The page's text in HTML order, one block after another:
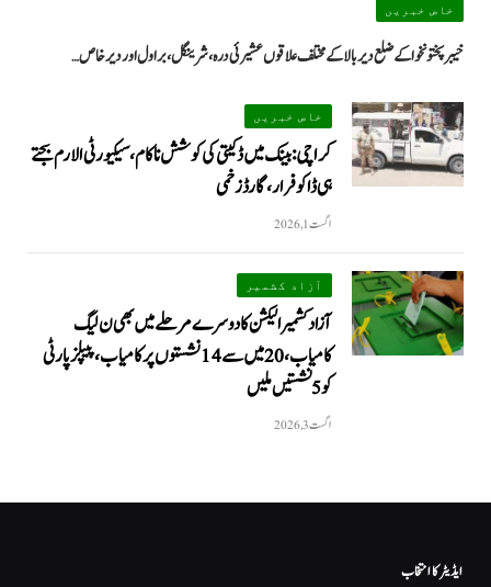
خاص خبریں
خیبرپختونخوا کے ضلع دیر بالا کے مختلف علاقوں عشیرئی درہ، شرینگل، براول اور دیر خاص…
خاص خبریں
کراچی: بینک میں ڈکیتی کی کوشش ناکام، سیکیورٹی الارم بجتے
ہی ڈاکو فرار، گارڈ زخمی
اگست 1, 2026
آزاد کشمیر
آزاد کشمیر الیکشن کا دوسرے مرحلے میں بھی ن لیگ
کامیاب، 20 میں سے 14 نشستوں پر کامیاب، پیپلزپارٹی
کو 5 نشستیں ملیں
اگست 3, 2026
ایڈیٹر کا انتخاب